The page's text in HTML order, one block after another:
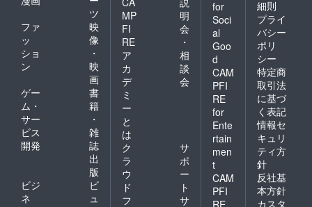
ツ
ファ
ッ
ショ
ン
映
像
・
映
画
ゲー
ム・
サー
ビス
開発
書
籍
・
雑
誌
出
版
ビジ
ネ
ビ
ュ
MP
FI
RE
ア
カ
デ
ミ
ー
と
は
明
会
・
相
談
会
ク
ラ
ウ
ド
フ
サ
ポ
ー
ト
サ
for
Soci
al
Goo
d
CAM
PFI
RE
for
Ente
rtain
men
t
CAM
PFI
細則
プライ
バシー
ポリ
シー
特定商
取引法
に基づ
く表記
情報セ
キュリ
ティ方
針
反社基
本方針
カスタ